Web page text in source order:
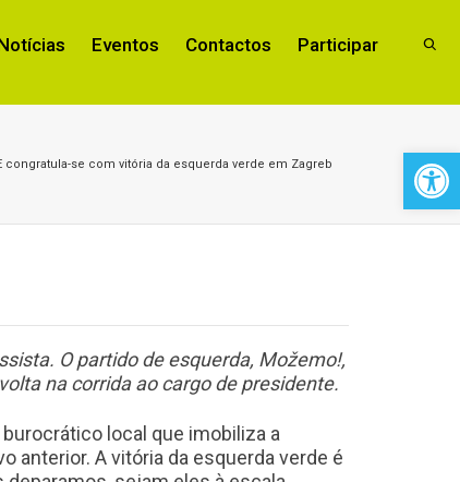
Eventos Contactos Participar
congratula-se com vitória da esquerda verde em Zagreb
O partido de esquerda, Možemo!,
na corrida ao cargo de presidente.
local que imobiliza a
anterior. A vitória da esquerda verde é